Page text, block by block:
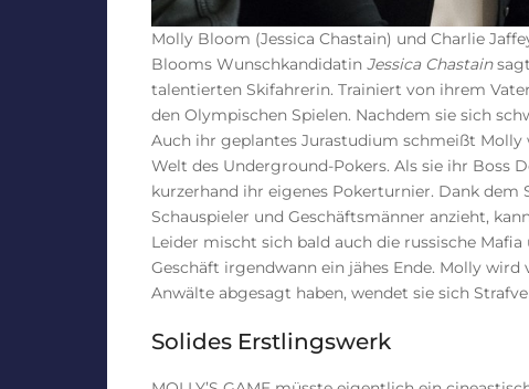
Molly Bloom (Jessica Chastain) und Charlie
Blooms Wunschkandidatin Jessica Chastain
talentierten Skifahrerin. Trainiert von ihrem
den Olympischen Spielen. Nachdem sie sich
Auch ihr geplantes Jurastudium schmeißt
Welt des Underground-Pokers. Als sie ihr Boss
kurzerhand ihr eigenes Pokerturnier. Dank dem
Schauspieler und Geschäftsmänner anzieht,
Leider mischt sich bald auch die russische
Geschäft irgendwann ein jähes Ende. Molly
Anwälte abgesagt haben, wendet sie sich
Solides Erstlingswerk